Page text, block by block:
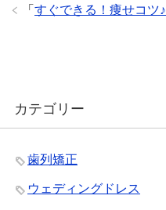
「 すぐできる！痩せコツ♪
カテゴリー
歯列矯正
ウェディングドレス